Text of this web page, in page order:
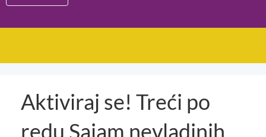
Aktiviraj se! Treći po
redu Sajam nevladinih